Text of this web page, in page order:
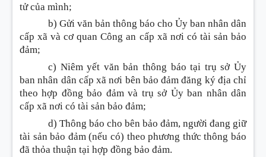
tử của mình;
b) Gửi văn bản thông báo cho Ủy ban nhân dân
cấp xã và cơ quan Công an cấp xã nơi có tài sản bảo
đảm;
c) Niêm yết văn bản thông báo tại trụ sở Ủy
ban nhân dân cấp xã nơi bên bảo đảm đăng ký địa chỉ
theo hợp đồng bảo đảm và trụ sở Ủy ban nhân dân
cấp xã nơi có tài sản bảo đảm;
d) Thông báo cho bên bảo đảm, người đang giữ
tài sản bảo đảm (nếu có) theo phương thức thông báo
đã thỏa thuận tại hợp đồng bảo đảm.